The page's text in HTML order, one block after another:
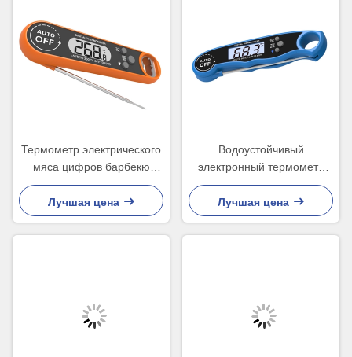
Термометр электрического
мяса цифров барбекю
конфеты варя установил с
освещает Lcd контржурным
светом
Лучшая цена
Водоустойчивый
электронный термометр
кухни для жидкостей мочит
ABS зонда
Лучшая цена